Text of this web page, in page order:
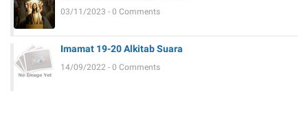
03/11/2023 - 0 Comments
Imamat 19-20 Alkitab Suara
14/09/2022 - 0 Comments